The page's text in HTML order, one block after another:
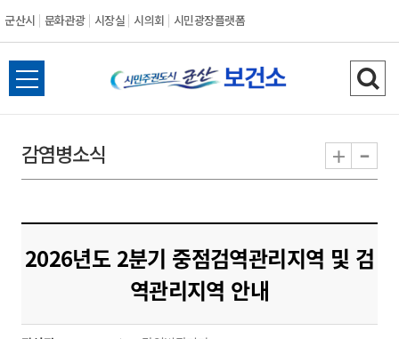
군산시 문화관광 시장실 시의회 시민광장플랫폼
군
산
전
체
뉴
열
검
색
기
감염병소식 + -
2026년도 2분기 중점검역관리지역 및 검
역관리지역 안내